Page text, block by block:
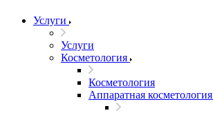
Услуги
Услуги
Косметология
Косметология
Аппаратная косметология